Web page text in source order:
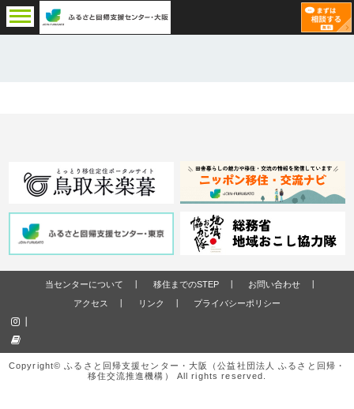
当センターについて 移住までのSTEP
お問い合わせ
アクセス
リンク プライバシーポリシー
Copyright© ふるさと回帰支援センター・大阪（公益社団法人 ふるさと回帰・
移住交流推進機構） All rights reserved.